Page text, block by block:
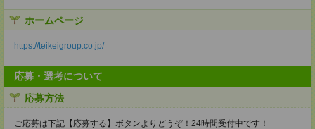
ホームページ
https://teikeigroup.co.jp/
応募・選考について
応募方法
ご応募は下記【応募する】ボタンよりどうぞ！24時間受付中です！